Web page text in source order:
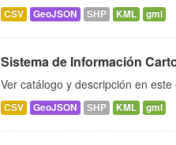
CSV GeoJSON SHP KML gml
Sistema de Información
Ver catálogo y descripción en este
CSV GeoJSON SHP KML gml